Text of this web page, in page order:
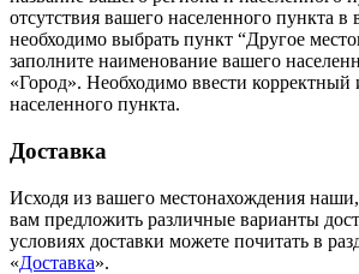
отсутствия вашего населенного пункта
необходимо выбрать пункт “Другое
заполните наименование вашего
«Город». Необходимо ввести корректный
населенного пункта.
Доставка
Исходя из вашего местонахождения
вам предложить различные варианты
условиях доставки можете почитать в
«Доставка».